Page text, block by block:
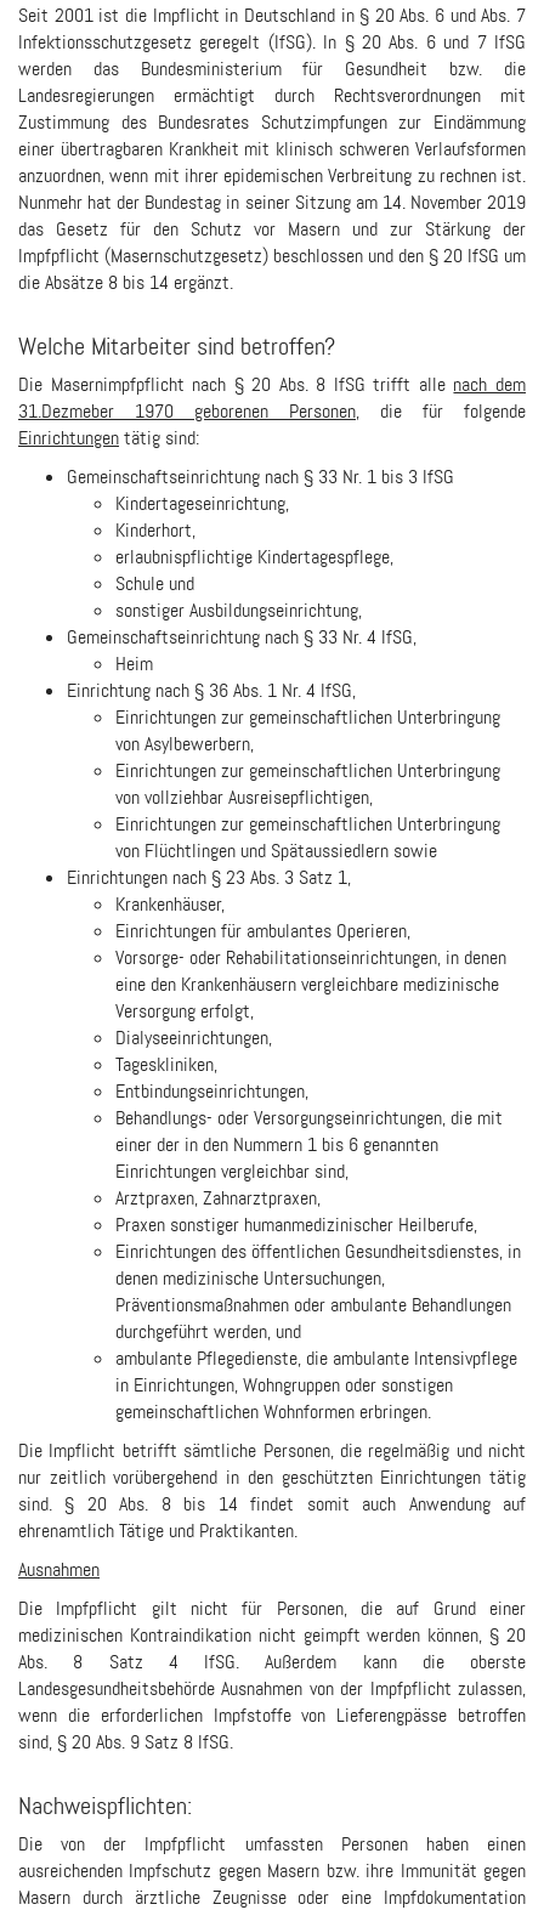
Seit 2001 ist die Impflicht in Deutschland in § 20 Abs. 6 und Abs. 7
Infektionsschutzgesetz geregelt (IfSG). In § 20 Abs. 6 und 7 IfSG
werden das Bundesministerium für Gesundheit bzw. die
Landesregierungen ermächtigt durch Rechtsverordnungen mit
Zustimmung des Bundesrates Schutzimpfungen zur Eindämmung
einer übertragbaren Krankheit mit klinisch schweren Verlaufsformen
anzuordnen, wenn mit ihrer epidemischen Verbreitung zu rechnen ist.
Nunmehr hat der Bundestag in seiner Sitzung am 14. November 2019
das Gesetz für den Schutz vor Masern und zur Stärkung der
Impfpflicht (Masernschutzgesetz) beschlossen und den § 20 IfSG um
die Absätze 8 bis 14 ergänzt.
Welche Mitarbeiter sind betroffen?
Die Masernimpfpflicht nach § 20 Abs. 8 IfSG trifft alle nach dem
31.Dezmeber 1970 geborenen Personen, die für folgende
Einrichtungentätig sind:
Gemeinschaftseinrichtung nach § 33 Nr. 1 bis 3 IfSG
Kindertageseinrichtung,
Kinderhort,
erlaubnispflichtige Kindertagespflege,
Schule und
sonstiger Ausbildungseinrichtung,
Gemeinschaftseinrichtung nach § 33 Nr. 4 IfSG,
Heim
Einrichtung nach § 36 Abs. 1 Nr. 4 IfSG,
Einrichtungen zur gemeinschaftlichen Unterbringung
von Asylbewerbern,
Einrichtungen zur gemeinschaftlichen Unterbringung
von vollziehbar Ausreisepflichtigen,
Einrichtungen zur gemeinschaftlichen Unterbringung
von Flüchtlingen und Spätaussiedlern sowie
Einrichtungen nach § 23 Abs. 3 Satz 1,
Krankenhäuser,
Einrichtungen für ambulantes Operieren,
Vorsorge- oder Rehabilitationseinrichtungen, in denen
eine den Krankenhäusern vergleichbare medizinische
Versorgung erfolgt,
Dialyseeinrichtungen,
Tageskliniken,
Entbindungseinrichtungen,
Behandlungs- oder Versorgungseinrichtungen, die mit
einer der in den Nummern 1 bis 6 genannten
Einrichtungen vergleichbar sind,
Arztpraxen, Zahnarztpraxen,
Praxen sonstiger humanmedizinischer Heilberufe,
Einrichtungen des öffentlichen Gesundheitsdienstes, in
denen medizinische Untersuchungen,
Präventionsmaßnahmen oder ambulante Behandlungen
durchgeführt werden, und
ambulante Pflegedienste, die ambulante Intensivpflege
in Einrichtungen, Wohngruppen oder sonstigen
gemeinschaftlichen Wohnformen erbringen.
Die Impflicht betrifft sämtliche Personen, die regelmäßig und nicht
nur zeitlich vorübergehend in den geschützten Einrichtungen tätig
sind. § 20 Abs. 8 bis 14 findet somit auch Anwendung auf
ehrenamtlich Tätige und Praktikanten.
Ausnahmen
Die Impfpflicht gilt nicht für Personen, die auf Grund einer
medizinischen Kontraindikation nicht geimpft werden können, § 20
Abs. 8 Satz 4 IfSG. Außerdem kann die oberste
Landesgesundheitsbehörde Ausnahmen von der Impfpflicht zulassen,
wenn die erforderlichen Impfstoffe von Lieferengpässe betroffen
sind, § 20 Abs. 9 Satz 8 IfSG.
Nachweispflichten:
Die von der Impfpflicht umfassten Personen haben einen
ausreichenden Impfschutz gegen Masern bzw. ihre Immunität gegen
Masern durch ärztliche Zeugnisse oder eine Impfdokumentation